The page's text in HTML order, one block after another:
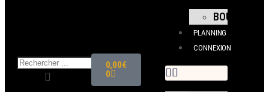
0,00€
0
BOUTIQUE
PLANNING
CONNEXION